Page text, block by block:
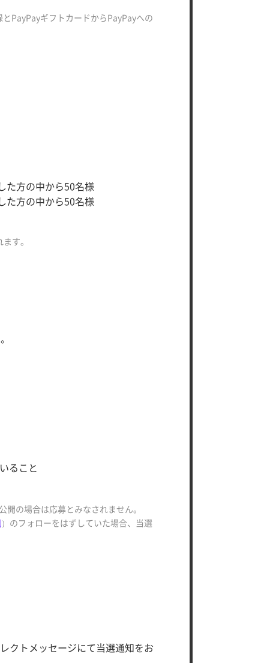
PayPayギフトカードからPayPayへの
た方の中から50名様
た方の中から50名様
す。
ること
の場合は応募とみなされません。
）のフォローをはずしていた場合、当選
クトメッセージにて当選通知をお